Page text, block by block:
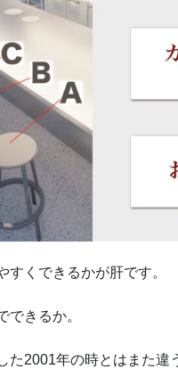
すくできるかが肝です。
できるか。
た2001年の時とはまた違